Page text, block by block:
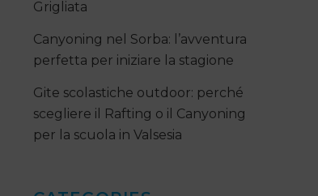
Grigliata
Canyoning nel Sorba: l’avventura
perfetta per iniziare la stagione
Gite scolastiche outdoor: perché
scegliere il Rafting o il Canyoning
per la scuola in Valsesia